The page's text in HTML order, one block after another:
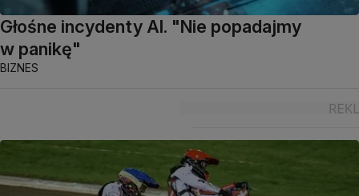
Głośne incydenty AI. "Nie popadajmy
w panikę"
BIZNES